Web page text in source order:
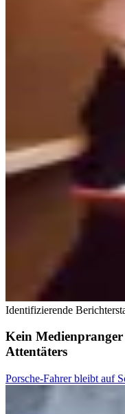
Identifizierende
Kein
Attentäters
Porsche-Fahrer bleibt auf